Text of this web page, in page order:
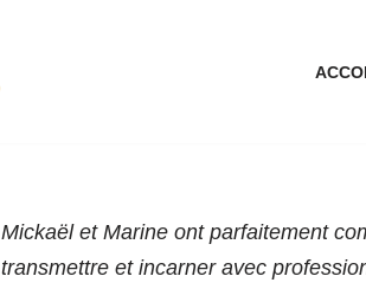
Mickaël et Marine ont parfaitement
transmettre et incarner avec